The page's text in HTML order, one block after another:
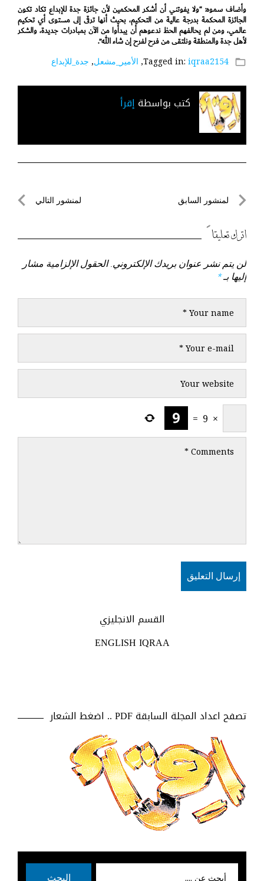
وأضاف سموه: “ولا يفوتني أن أشكر المحكمين لأن جائزة جدة للإبداع تكاد تكون
الجائزة المحكمة بدرجة عالية من التحكيم، بحيث أنها ترقى إلى مستوى أي تحكيم
عالمي، ومن لم يحالفهم الحظ ندعوهم أن يبدأوا من الآن بمبادرات جديدة، والشكر
لأهل جدة والمنطقة ونلتقى من فرح لفرح إن شاء الله”.
folder_open
Tagged in: iqraa2154
, الأمير_مشعل, جدة_للإبداع
كتب بواسطة إقرأ
تصفّحلمنشور السابق
السابق
لمنشور التالي
اترك تعليقاً
لن يتم نشر عنوان بريدك الإلكتروني. الحقول الإلزامية مشار
إليها بـ*
×
9
=
القسم الانجليزي
ENGLISH IQRAA
تصفح اعداد المجلة السابقة PDF .. اضغط الشعار
البحث